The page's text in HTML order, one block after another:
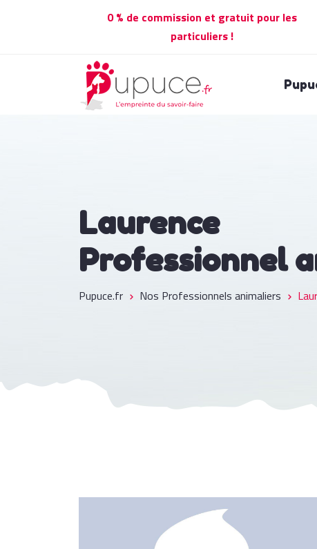
0 % de commission et gratuit pour les
particuliers !
Laurence
Professionnel
Pupuce.fr Nos Professionnels animaliers